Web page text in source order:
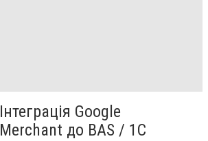
Інтеграція Google
Merchant до BAS / 1C